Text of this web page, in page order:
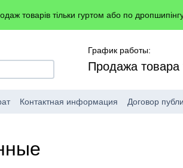
товарів тільки гуртом або по
График работы:
Продажа товара
Контактная информация Договор